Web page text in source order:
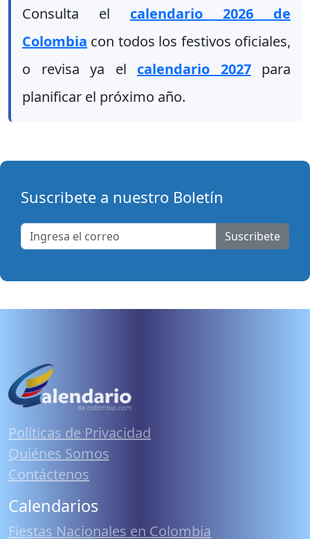
Consulta el calendario 2026 de
Colombia con todos los festivos oficiales,
o revisa ya el calendario 2027para
planificar el próximo año.
Suscribete a nuestro Boletín
Suscribete
Políticas de Privacidad
Quiénes Somos
Contáctenos
Calendarios
Fiestas Nacionales en Colombia